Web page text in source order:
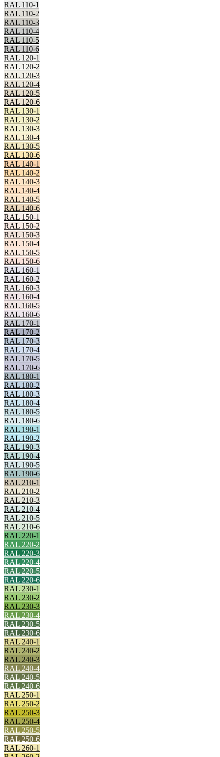
RAL 110-1
RAL 110-2
RAL 110-3
RAL 110-4
RAL 110-5
RAL 110-6
RAL 120-1
RAL 120-2
RAL 120-3
RAL 120-4
RAL 120-5
RAL 120-6
RAL 130-1
RAL 130-2
RAL 130-3
RAL 130-4
RAL 130-5
RAL 130-6
RAL 140-1
RAL 140-2
RAL 140-3
RAL 140-4
RAL 140-5
RAL 140-6
RAL 150-1
RAL 150-2
RAL 150-3
RAL 150-4
RAL 150-5
RAL 150-6
RAL 160-1
RAL 160-2
RAL 160-3
RAL 160-4
RAL 160-5
RAL 160-6
RAL 170-1
RAL 170-2
RAL 170-3
RAL 170-4
RAL 170-5
RAL 170-6
RAL 180-1
RAL 180-2
RAL 180-3
RAL 180-4
RAL 180-5
RAL 180-6
RAL 190-1
RAL 190-2
RAL 190-3
RAL 190-4
RAL 190-5
RAL 190-6
RAL 210-1
RAL 210-2
RAL 210-3
RAL 210-4
RAL 210-5
RAL 210-6
RAL 220-1
RAL 220-2
RAL 220-3
RAL 220-4
RAL 220-5
RAL 220-6
RAL 230-1
RAL 230-2
RAL 230-3
RAL 230-4
RAL 230-5
RAL 230-6
RAL 240-1
RAL 240-2
RAL 240-3
RAL 240-4
RAL 240-5
RAL 240-6
RAL 250-1
RAL 250-2
RAL 250-3
RAL 250-4
RAL 250-5
RAL 250-6
RAL 260-1